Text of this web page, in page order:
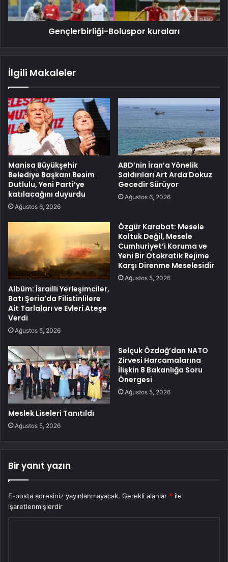
Gençlerbirliği-Boluspor kuraları
İlgili Makaleler
Manisa Büyükşehir
Belediye Başkanı Besim
Dutlulu, Yeni Parti’ye
katılacağını duyurdu
Ağustos 6, 2026
ABD’nin İran’a Yönelik
Saldırıları Art Arda Dokuz
Gecedir Sürüyor
Ağustos 6, 2026
Albüm: İsrailli Yerleşimciler,
Batı Şeria’da Filistinlilere
Ait Tarlaları ve Evleri Ateşe
Verdi
Ağustos 5, 2026
Özgür Karabat: Mesele
Koltuk Değil, Mesele
Cumhuriyet’i Koruma ve
Yeni Bir Otokratik Rejime
Karşı Direnme Meselesidir
Ağustos 5, 2026
Meslek Liseleri Tanıtıldı
Ağustos 5, 2026
Selçuk Özdağ’dan NATO
Zirvesi Harcamalarına
İlişkin 8 Bakanlığa Soru
Önergesi
Ağustos 5, 2026
Bir yanıt yazın
E-posta adresiniz yayınlanmayacak. Gerekli alanlar * ile
işaretlenmişlerdir